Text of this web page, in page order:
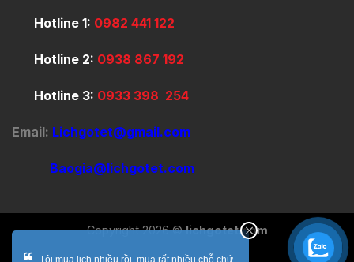
Hotline 1: 0982 441 122
Hotline 2: 0938 867 192
Hotline 3: 0933 398 254
Email: Lichgotet@gmail.com
Baogia@lichgotet.com
Copyright 2026 ©lichgotet.com
Tôi mua lịch nhiều rồi, mua rất nhiều chỗ chứ